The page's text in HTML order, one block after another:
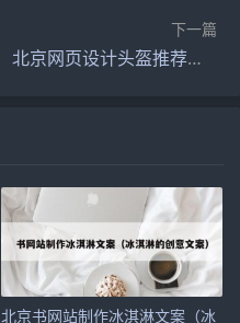
下一篇
北京网页设计头盔推荐图片（网页设计头盔推荐图片怎么做）
北京书网站制作冰淇淋文案（冰